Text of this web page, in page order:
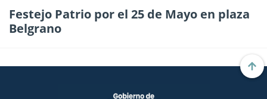
Festejo Patrio por el 25 de Mayo en plaza
Belgrano